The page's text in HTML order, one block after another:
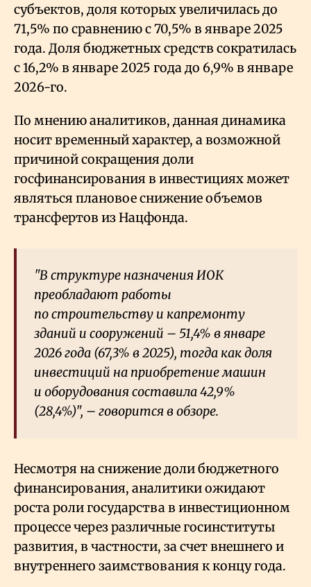
субъектов, доля которых увеличилась до
71,5% по сравнению с 70,5% в январе 2025
года. Доля бюджетных средств сократилась
с 16,2% в январе 2025 года до 6,9% в январе
2026-го.
По мнению аналитиков, данная динамика
носит временный характер, а возможной
причиной сокращения доли
госфинансирования в инвестициях может
являться плановое снижение объемов
трансфертов из Нацфонда.
"В структуре назначения ИОК
преобладают работы
по строительству и капремонту
зданий и сооружений – 51,4% в январе
2026 года (67,3% в 2025), тогда как доля
инвестиций на приобретение машин
и оборудования составила 42,9%
(28,4%)", – говорится в обзоре.
Несмотря на снижение доли бюджетного
финансирования, аналитики ожидают
роста роли государства в инвестиционном
процессе через различные госинституты
развития, в частности, за счет внешнего и
внутреннего заимствования к концу года.